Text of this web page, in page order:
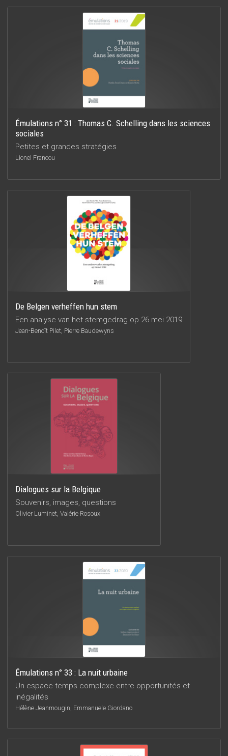
Émulations n° 31 : Thomas C. Schelling dans les sciences
sociales
Petites et grandes stratégies
Lionel Francou
De Belgen verheffen hun stem
Een analyse van het stemgedrag op 26 mei 2019
Jean-Benoît Pilet, Pierre Baudewyns
Dialogues sur la Belgique
Souvenirs, images, questions
Olivier Luminet, Valérie Rosoux
Émulations n° 33 : La nuit urbaine
Un espace-temps complexe entre opportunités et
inégalités
Hélène Jeanmougin, Emmanuele Giordano